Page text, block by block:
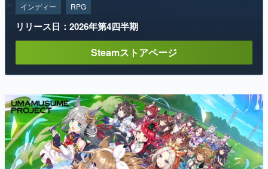
インディー RPG
リリース日：2026年第4四半期
Steamストアページ